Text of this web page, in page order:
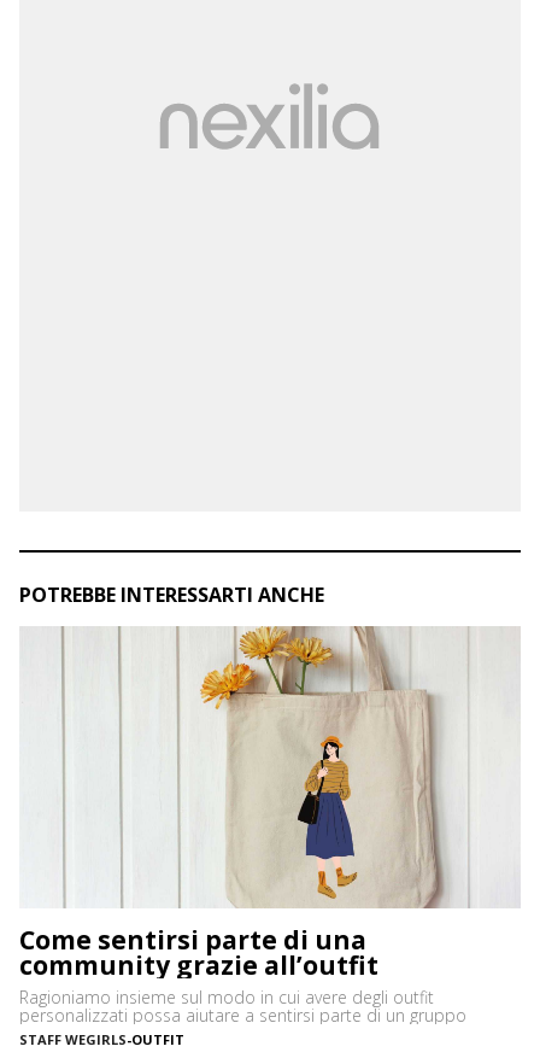
POTREBBE INTERESSARTI ANCHE
Come sentirsi parte di una
community grazie all’outfit
Ragioniamo insieme sul modo in cui avere degli outfit
personalizzati possa aiutare a sentirsi parte di un gruppo
STAFF WEGIRLS-OUTFIT